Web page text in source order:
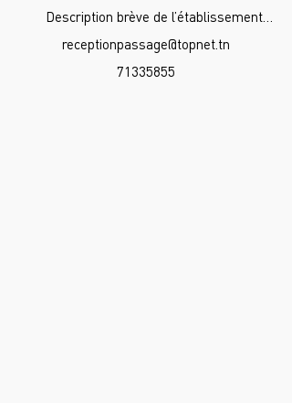
Description brève de l’établissement…
receptionpassage@topnet.tn
71335855